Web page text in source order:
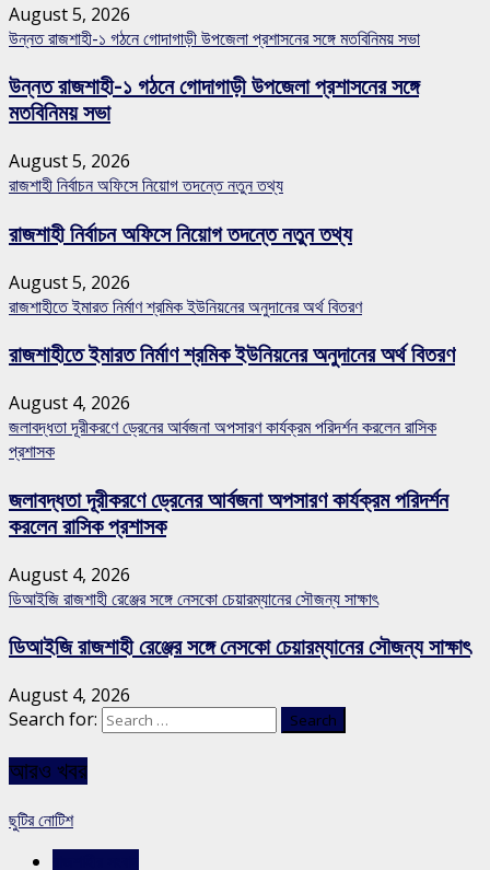
August 5, 2026
উন্নত রাজশাহী-১ গঠনে গোদাগাড়ী উপজেলা প্রশাসনের সঙ্গে মতবিনিময় সভা
উন্নত রাজশাহী-১ গঠনে গোদাগাড়ী উপজেলা প্রশাসনের সঙ্গে
মতবিনিময় সভা
August 5, 2026
রাজশাহী নির্বাচন অফিসে নিয়োগ তদন্তে নতুন তথ্য
রাজশাহী নির্বাচন অফিসে নিয়োগ তদন্তে নতুন তথ্য
August 5, 2026
রাজশাহীতে ইমারত নির্মাণ শ্রমিক ইউনিয়নের অনুদানের অর্থ বিতরণ
রাজশাহীতে ইমারত নির্মাণ শ্রমিক ইউনিয়নের অনুদানের অর্থ বিতরণ
August 4, 2026
জলাবদ্ধতা দূরীকরণে ড্রেনের আর্বজনা অপসারণ কার্যক্রম পরিদর্শন করলেন রাসিক
প্রশাসক
জলাবদ্ধতা দূরীকরণে ড্রেনের আর্বজনা অপসারণ কার্যক্রম পরিদর্শন
করলেন রাসিক প্রশাসক
August 4, 2026
ডিআইজি রাজশাহী রেঞ্জের সঙ্গে নেসকো চেয়ারম্যানের সৌজন্য সাক্ষাৎ
ডিআইজি রাজশাহী রেঞ্জের সঙ্গে নেসকো চেয়ারম্যানের সৌজন্য সাক্ষাৎ
August 4, 2026
Search for:
আরও খবর
ছুটির নোটিশ